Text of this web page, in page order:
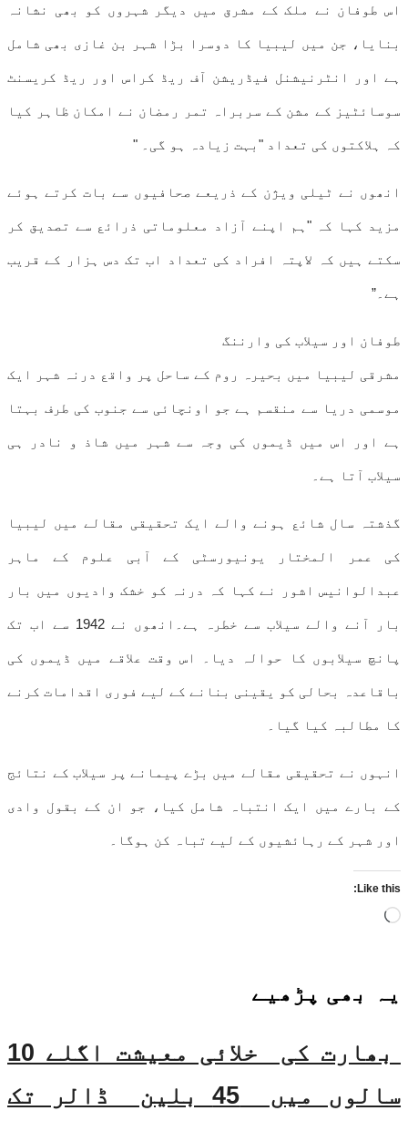
اس طوفان نے ملک کے مشرق میں دیگر شہروں کو بھی نشانہ
بنایا، جن میں لیبیا کا دوسرا بڑا شہر بن غازی بھی شامل
ہے اور انٹرنیشنل فیڈریشن آف ریڈ کراس اور ریڈ کریسنٹ
سوسائٹیز کے مشن کے سربراہ تمر رمضان نے امکان ظاہر کیا
کہ ہلاکتوں کی تعداد "بہت زیادہ ہو گی۔ "
انھوں نے ٹیلی ویژن کے ذریعے صحافیوں سے بات کرتے ہوئے
مزید کہا کہ "ہم اپنے آزاد معلوماتی ذرائع سے تصدیق کر
سکتے ہیں کہ لاپتہ افراد کی تعداد اب تک دس ہزار کے قریب
ہے۔”
طوفان اور سیلاب کی وارننگ
مشرقی لیبیا میں بحیرہ روم کے ساحل پر واقع درنہ شہر ایک
موسمی دریا سے منقسم ہے جو اونچائی سے جنوب کی طرف بہتا
ہے اور اس میں ڈیموں کی وجہ سے شہر میں شاذ و نادر ہی
سیلاب آتا ہے۔
گذشتہ سال شائع ہونے والے ایک تحقیقی مقالے میں لیبیا
کی عمر المختار یونیورسٹی کے آبی علوم کے ماہر
عبدالوانیس اشور نے کہا کہ درنہ کو خشک وادیوں میں بار
بار آنے والے سیلاب سے خطرہ ہے۔انھوں نے 1942 سے اب تک
پانچ سیلابوں کا حوالہ دیا۔ اس وقت علاقے میں ڈیموں کی
باقاعدہ بحالی کو یقینی بنانے کے لیے فوری اقدامات کرنے
کا مطالبہ کیا گیا۔
انہوں نے تحقیقی مقالے میں بڑے پیمانے پر سیلاب کے نتائج
کے بارے میں ایک انتباہ شامل کیا، جو ان کے بقول وادی
اور شہر کے رہائشیوں کے لیے تباہ کن ہوگا۔
Like this:
Loading…
یہ بھی پڑھیے
بھارت کی خلائی معیشت اگلے 10
سالوں میں 45 بلین ڈالر تک